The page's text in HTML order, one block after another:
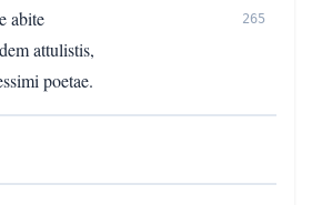
abite
265
attulistis,
poetae.